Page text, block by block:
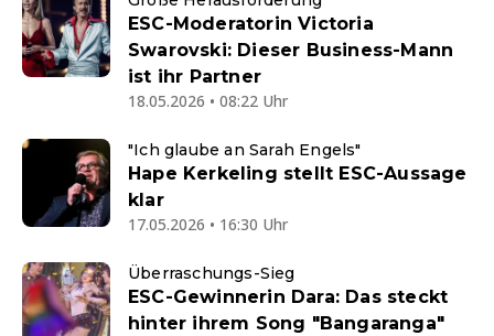
ESC-Moderatorin Victoria
Swarovski: Dieser Business-Mann
ist ihr Partner
18.05.2026 • 08:22 Uhr
"Ich glaube an Sarah Engels"
Hape Kerkeling stellt ESC-Aussage
klar
17.05.2026 • 16:30 Uhr
Überraschungs-Sieg
ESC-Gewinnerin Dara: Das steckt
hinter ihrem Song "Bangaranga"